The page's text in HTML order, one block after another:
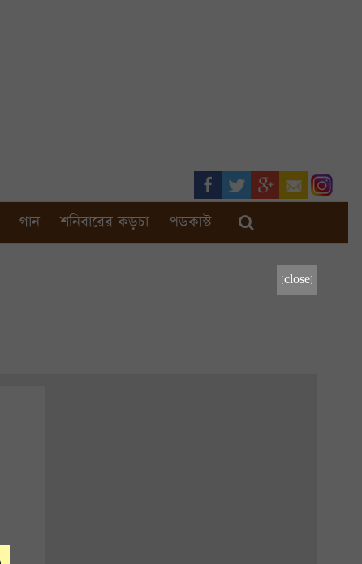
গান শনিবারের কড়চা পডকাস্ট
[close]